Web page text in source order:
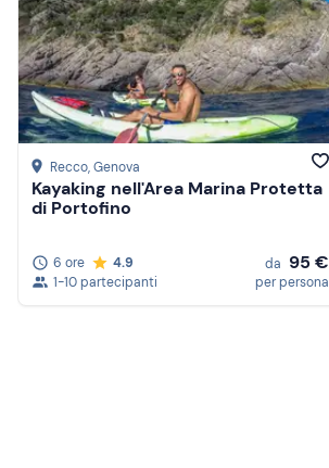
Recco, Genova
Kayaking nell'Area Marina Protetta
di Portofino
6 ore
4.9
1-10 partecipanti
da 95 €
per persona